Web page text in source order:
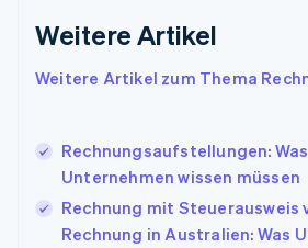
Weitere Artikel
Weitere Artikel zum Thema
Rechnungsaufstellungen:
Unternehmen wissen müssen
Rechnung mit Steuerausweis
Rechnung in Australien: Was
English
Italien
Italiano English
EnglishFrançais
Kroatien
EnglishItaliano
Lettland